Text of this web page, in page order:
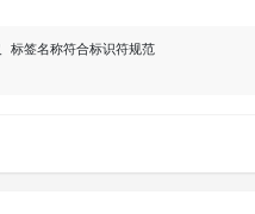
名称符合标识符规范